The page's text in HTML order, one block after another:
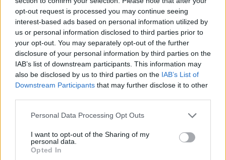
opt-out request is processed you may continue seeing
interest-based ads based on personal information utilized by
us or personal information disclosed to third parties prior to
your opt-out. You may separately opt-out of the further
disclosure of your personal information by third parties on the
IAB’s list of downstream participants. This information may
also be disclosed by us to third parties on the IAB’s List of
Downstream Participants that may further disclose it to other
Please note that this website/app uses one or more Google
not limited to your visit or usage behaviour. You may click to
grant or deny consent to Google and its third-party tags to
use your data for below specified purposes in below Google
Personal Data Processing Opt Outs
I want to opt-out of the Sharing of my
personal data.
Opted In
selección: orden táctico, una defensa sumamente férrea,
agresividad y un contragolpe letal. Aunque no cuentan con
la constelación de estrellas de otras épocas, la plantilla
paraguaya presenta futbolistas de un nivel notable en ligas
competitivas, como Diego Gómez (Brighton), Julio Enciso
(Estrasburgo), Omar Alderete (Sunderland) o Antonio
Sanabria (Cremonese).
Julio Encisose perfila como un fichaje más que interesante
para Comunio.com tras una gran temporada con el
Tampoco hay que perder de vista a Diego Gómez, titular en
25 partidos de Premier este curso en los que ha anotado 5